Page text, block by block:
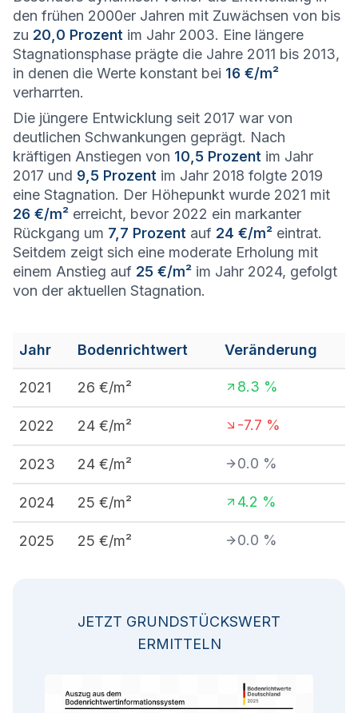
den frühen 2000er Jahren mit Zuwächsen von bis
zu 20,0 Prozent im Jahr 2003. Eine längere
Stagnationsphase prägte die Jahre 2011 bis 2013,
in denen die Werte konstant bei 16 €/m²
verharrten.
Die jüngere Entwicklung seit 2017 war von
deutlichen Schwankungen geprägt. Nach
kräftigen Anstiegen von 10,5 Prozent im Jahr
2017 und 9,5 Prozent im Jahr 2018 folgte 2019
eine Stagnation. Der Höhepunkt wurde 2021 mit
26 €/m² erreicht, bevor 2022 ein markanter
Rückgang um 7,7 Prozent auf 24 €/m² eintrat.
Seitdem zeigt sich eine moderate Erholung mit
einem Anstieg auf 25 €/m² im Jahr 2024, gefolgt
von der aktuellen Stagnation.
Jahr Bodenrichtwert Veränderung
2021 26 €/m² 8.3 %
2022 24 €/m² -7.7 %
2023 24 €/m² 0.0 %
2024 25 €/m² 4.2 %
2025 25 €/m² 0.0 %
JETZT GRUNDSTÜCKSWERT
ERMITTELN